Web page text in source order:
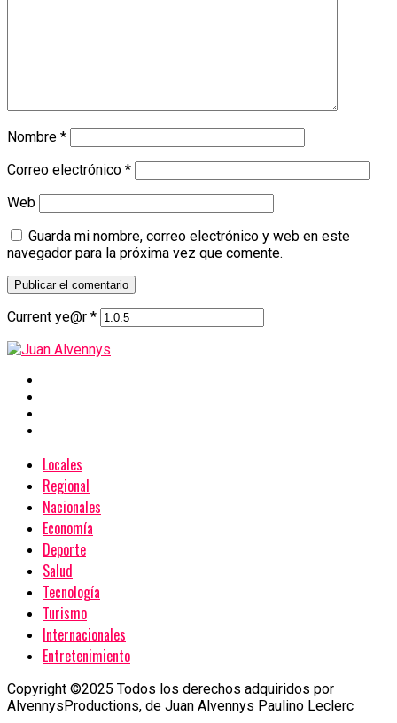
Nombre *
Correo electrónico *
Web
Guarda mi nombre, correo electrónico y web en este
navegador para la próxima vez que comente.
Current ye@r *
Locales
Regional
Nacionales
Economía
Deporte
Salud
Tecnología
Turismo
Internacionales
Entretenimiento
Copyright ©2025 Todos los derechos adquiridos por
AlvennysProductions, de Juan Alvennys Paulino Leclerc